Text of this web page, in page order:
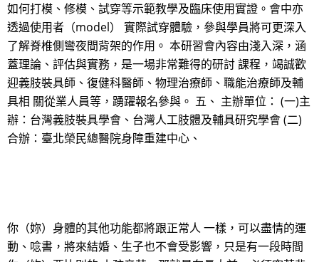
如何打模、修模、試穿等示範教學及臨床使用實證。會中亦
透過使用者（model） 實際試穿體驗，參與學員將可更深入
了解脊椎側彎夜間背架的作用。 本研習會內容由淺入深，涵
蓋理論、評估與實務，是一場非常難得的研討 課程，竭誠歡
迎義肢裝具師、復健科醫師、物理治療師、職能治療師及輔
具相 關從業人員等，踴躍報名參與。 五、 主辦單位： (一)主
辦：台灣義肢裝具學會、台灣人工肢體及輔具研究學會 (二)
合辦：臺北榮民總醫院身障重建中心、
你（妳）身體的其他功能都將跟正常人 一樣，可以盡情的運
動、唸書，將來結婚、生子也不會受影響，只是有一段時間